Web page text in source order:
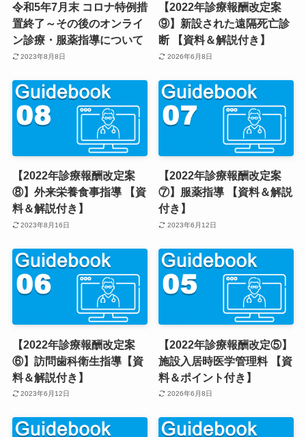
令和5年7月末 コロナ特例措
置終了～その後のオンライ
ン診療・服薬指導について
2023年8月8日
【2022年診療報酬改定案
⑨】新設された遠隔死亡診
断 【資料＆解説付き】
2026年6月8日
【2022年診療報酬改定案
⑧】外来栄養食事指導 【資
料＆解説付き】
2023年8月16日
【2022年診療報酬改定案
⑦】服薬指導 【資料＆解説
付き】
2023年6月12日
【2022年診療報酬改定案
⑥】訪問歯科衛生指導【資
料＆解説付き】
2023年6月12日
【2022年診療報酬改定⑤】
施設入居時医学管理料 【資
料＆ポイント付き】
2026年6月8日